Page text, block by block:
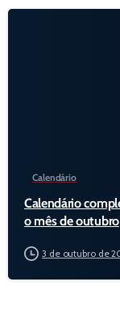
Calendário
Calendário
o mês de outubro
3 de outubro de